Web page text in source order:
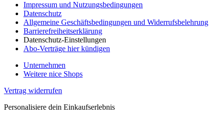
Impressum und Nutzungsbedingungen
Datenschutz
Allgemeine Geschäftsbedingungen und Widerrufsbelehrung
Barrierefreiheitserklärung
Datenschutz-Einstellungen
Abo-Verträge hier kündigen
Unternehmen
Weitere nice Shops
Vertrag widerrufen
Personalisiere dein Einkaufserlebnis